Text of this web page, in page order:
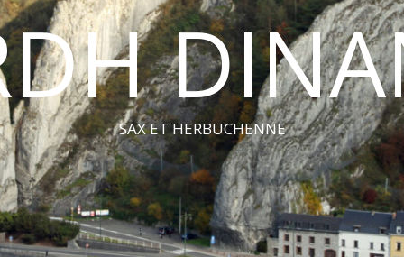
SAX ET HERBUCHENNE